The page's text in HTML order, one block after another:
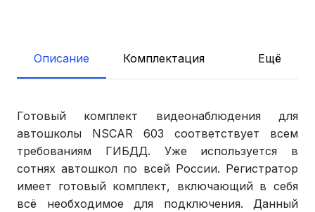
Описание Комплектация Ещё
Готовый комплект видеонаблюдения для
автошколы NSCAR 603 соответствует всем
требованиям ГИБДД. Уже используется в
сотнях автошкол по всей России. Регистратор
имеет готовый комплект, включающий в себя
всё необходимое для подключения. Данный